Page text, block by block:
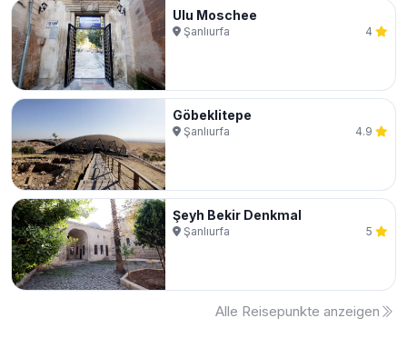
Ulu Moschee
Şanlıurfa 4
Göbeklitepe
Şanlıurfa 4.9
Şeyh Bekir Denkmal
Şanlıurfa 5
Alle Reisepunkte anzeigen